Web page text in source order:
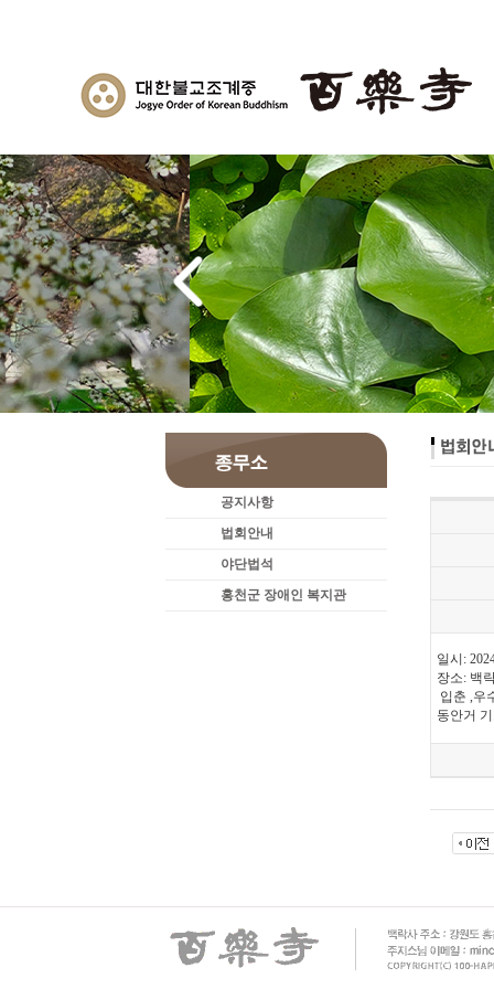
공지사항
법회안내
야단법석
홍천군 장애인 복지관
일시:
장소: 백
입춘 ,우
동안거